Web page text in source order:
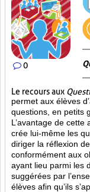
0
Le recours aux
permet aux élèves
questions, en petits
L’avantage de cette
crée lui-même les
diriger la réflexion
conformément aux
ayant lieu parmi les
suggérées par
élèves afin qu’ils